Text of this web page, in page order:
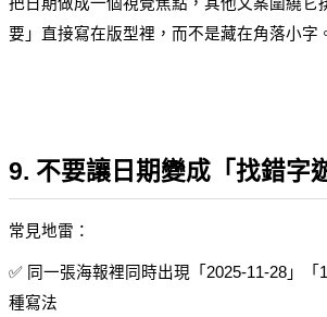
把日期做成一個視覺焦點，其他文案圍繞它
要」直接寫在版型裡，而不是藏在角落小字
9. 不要讓日期變成「找錯字
常見地雷：
✅ 同一張海報裡同時出現「2025-11-28」「
種寫法